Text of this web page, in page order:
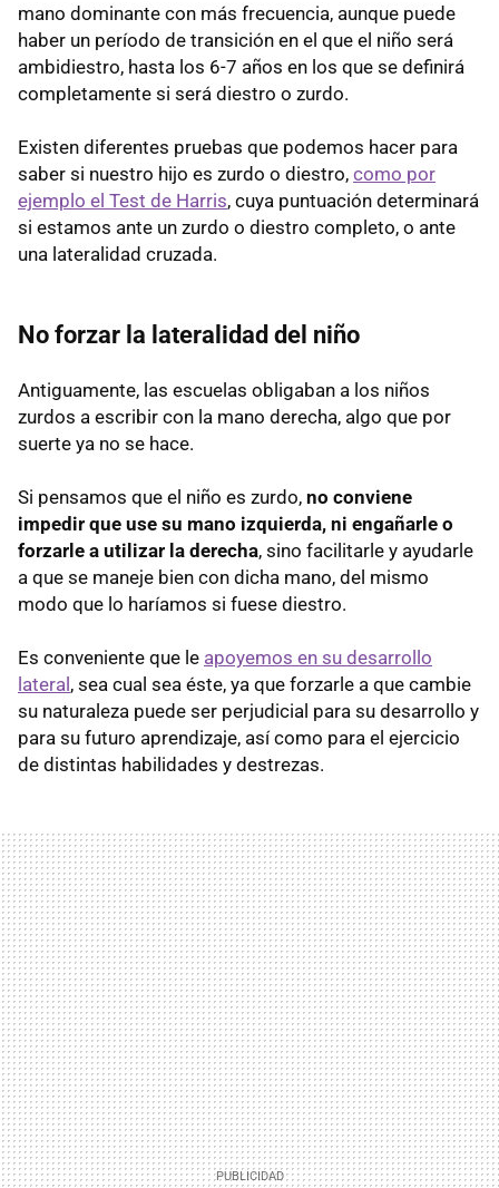
mano dominante con más frecuencia, aunque puede
haber un período de transición en el que el niño será
ambidiestro, hasta los 6-7 años en los que se definirá
completamente si será diestro o zurdo.
Existen diferentes pruebas que podemos hacer para
saber si nuestro hijo es zurdo o diestro, como por
ejemplo el Test de Harris, cuya puntuación determinará
si estamos ante un zurdo o diestro completo, o ante
una lateralidad cruzada.
No forzar la lateralidad del niño
Antiguamente, las escuelas obligaban a los niños
zurdos a escribir con la mano derecha, algo que por
suerte ya no se hace.
Si pensamos que el niño es zurdo, no conviene
impedir que use su mano izquierda, ni engañarle o
forzarle a utilizar la derecha, sino facilitarle y ayudarle
a que se maneje bien con dicha mano, del mismo
modo que lo haríamos si fuese diestro.
Es conveniente que le apoyemos en su desarrollo
lateral, sea cual sea éste, ya que forzarle a que cambie
su naturaleza puede ser perjudicial para su desarrollo y
para su futuro aprendizaje, así como para el ejercicio
de distintas habilidades y destrezas.